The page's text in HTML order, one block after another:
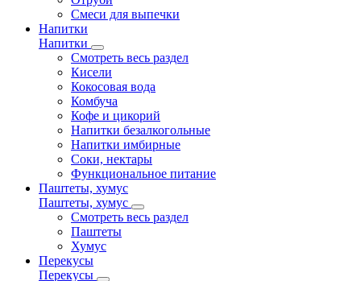
Смеси для выпечки
Напитки
Напитки
Смотреть весь раздел
Кисели
Кокосовая вода
Комбуча
Кофе и цикорий
Напитки безалкогольные
Напитки имбирные
Соки, нектары
Функциональное питание
Паштеты, хумус
Паштеты, хумус
Смотреть весь раздел
Паштеты
Хумус
Перекусы
Перекусы